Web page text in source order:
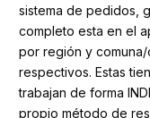
sistema de pedidos,
completo esta en el
por región y
respectivos. Estas
trabajan de forma
propio método de